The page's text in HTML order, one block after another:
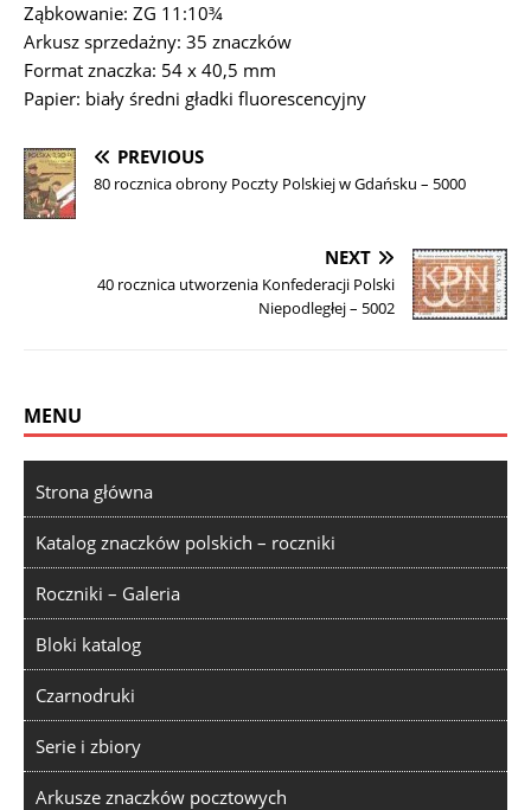
Ząbkowanie: ZG 11:10¾
Arkusz sprzedażny: 35 znaczków
Format znaczka: 54 x 40,5 mm
Papier: biały średni gładki fluorescencyjny
PREVIOUS
80 rocznica obrony Poczty Polskiej w Gdańsku – 5000
NEXT
40 rocznica utworzenia Konfederacji Polski
Niepodległej – 5002
MENU
Strona główna
Katalog znaczków polskich – roczniki
Roczniki – Galeria
Bloki katalog
Czarnodruki
Serie i zbiory
Arkusze znaczków pocztowych